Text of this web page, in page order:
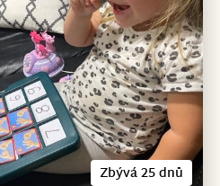
Zbývá 25 dnů